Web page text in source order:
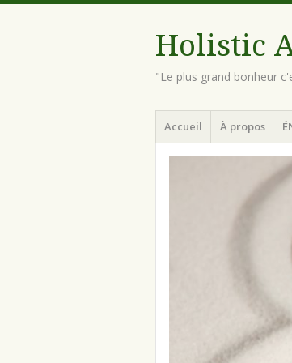
Holistic
"Le plus grand bonheur
Menu
Aller
au
contenu
Accueil À propos